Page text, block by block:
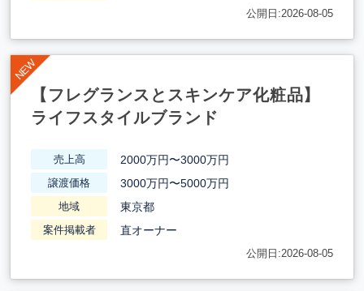
公開日:2026-08-05
【フレグランスとスキンケア化粧品】
ライフスタイルブランド
売上高 2000万円〜3000万円
譲渡価格 3000万円〜5000万円
地域 東京都
案件掲載者 直オーナー
公開日:2026-08-05